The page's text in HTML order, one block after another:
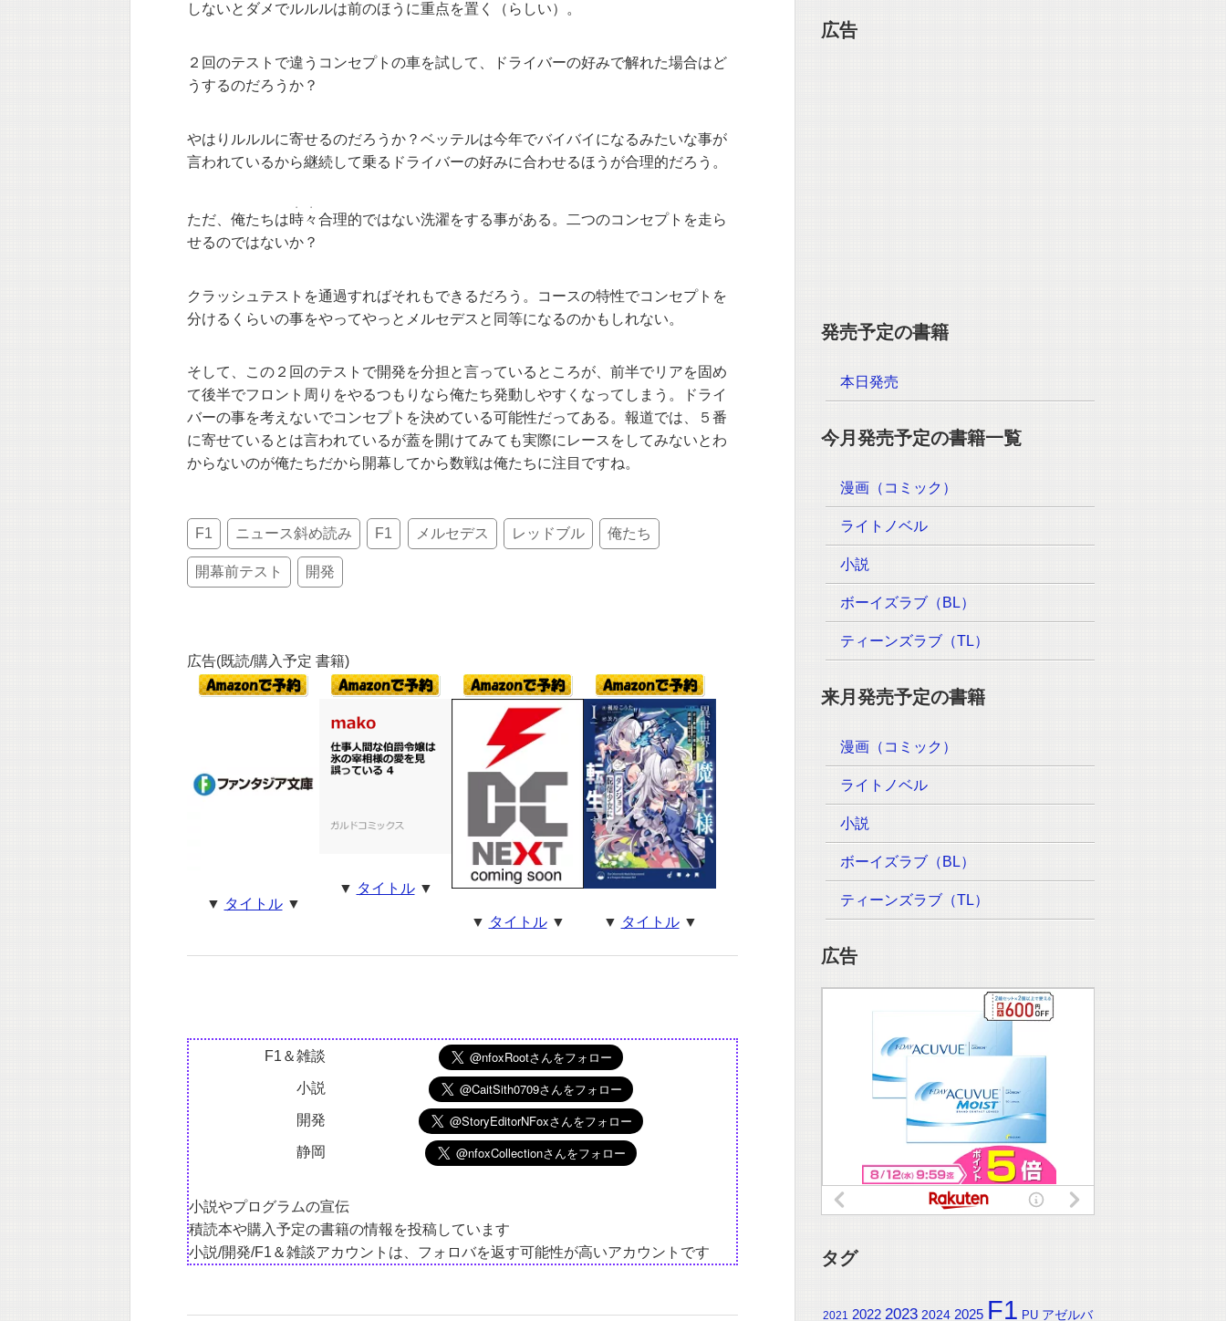
しないとダメでルルルは前のほうに重点を置く（らしい）。
２回のテストで違うコンセプトの車を試して、ドライバーの好みで解れた場合はど
うするのだろうか？
やはりルルルに寄せるのだろうか？ベッテルは今年でバイバイになるみたいな事が
言われているから継続して乗るドライバーの好みに合わせるほうが合理的だろう。
ただ、俺たちは時
・
々
・
合理的ではない洗濯をする事がある。二つのコンセプトを走ら
せるのではないか？
クラッシュテストを通過すればそれもできるだろう。コースの特性でコンセプトを
分けるくらいの事をやってやっとメルセデスと同等になるのかもしれない。
そして、この２回のテストで開発を分担と言っているところが、前半でリアを固め
て後半でフロント周りをやるつもりなら俺たち発動しやすくなってしまう。ドライ
バーの事を考えないでコンセプトを決めている可能性だってある。報道では、５番
に寄せているとは言われているが蓋を開けてみても実際にレースをしてみないとわ
からないのが俺たちだから開幕してから数戦は俺たちに注目ですね。
F1 ニュース斜め読み F1 メルセデス レッドブル 俺たち
開幕前テスト 開発
広告(既読/購入予定 書籍)
▼ タイトル▼
▼ タイトル▼
▼ タイトル▼ ▼ タイトル▼
F1＆雑談
小説
開発
静岡
小説やプログラムの宣伝
積読本や購入予定の書籍の情報を投稿しています
小説/開発/F1＆雑談アカウントは、フォロバを返す可能性が高いアカウントです
広告
発売予定の書籍
本日発売
今月発売予定の書籍一覧
漫画（コミック）
ライトノベル
小説
ボーイズラブ（BL）
ティーンズラブ（TL）
来月発売予定の書籍
漫画（コミック）
ライトノベル
小説
ボーイズラブ（BL）
ティーンズラブ（TL）
広告
タグ
2021 2022 2023 2024 2025 F1 PU アゼルバ